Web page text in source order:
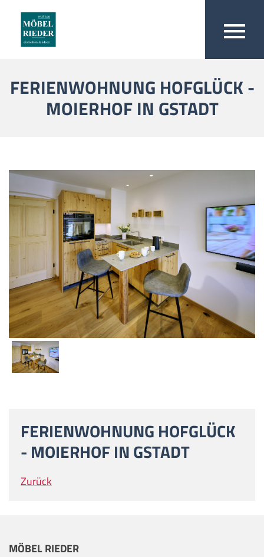
FERIENWOHNUNG HOFGLÜCK -
MOIERHOF IN GSTADT
FERIENWOHNUNG HOFGLÜCK
- MOIERHOF IN GSTADT
Zurück
MÖBEL RIEDER